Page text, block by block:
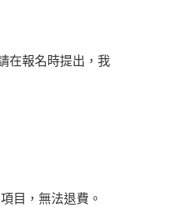
在報名時提出，我
目，無法退費。